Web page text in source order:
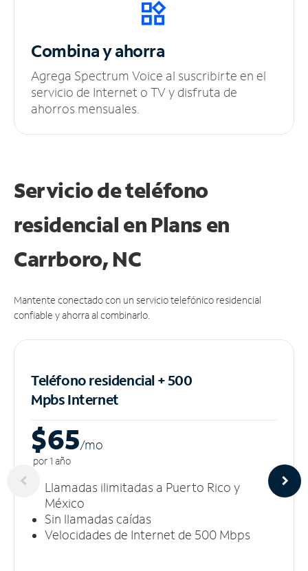
Combina y ahorra
Agrega Spectrum Voice al suscribirte en el
servicio de Internet o TV y disfruta de
ahorros mensuales.
Servicio de teléfono
residencial en Plans en
Carrboro, NC
Mantente conectado con un servicio telefónico residencial
confiable y ahorra al combinarlo.
Teléfono residencial + 500
MpbsInternet
$65/mo
por 1 año
Llamadas ilimitadas a Puerto Rico y
México
Sin llamadas caídas
Velocidades de Internet de 500 Mbps